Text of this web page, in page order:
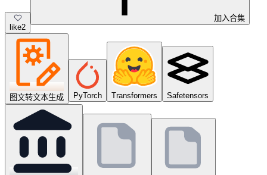
like2
加入合集
图文转文本生成 PyTorch Transformers Safetensors